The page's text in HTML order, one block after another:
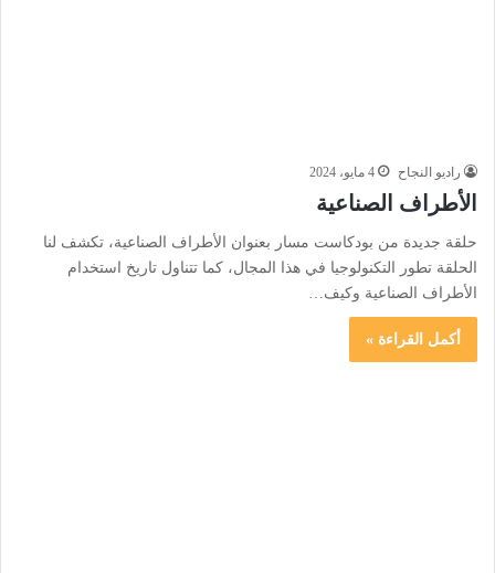
راديو النجاح 4 مايو، 2024
الأطراف الصناعية
حلقة جديدة من بودكاست مسار بعنوان الأطراف الصناعية، تكشف لنا
الحلقة تطور التكنولوجيا في هذا المجال، كما تتناول تاريخ استخدام
الأطراف الصناعية وكيف…
أكمل القراءة »